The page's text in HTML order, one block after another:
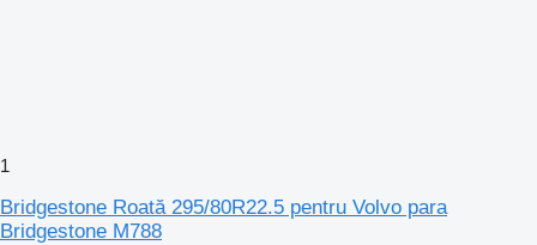
1
Bridgestone Roată 295/80R22.5 pentru Volvo para
Bridgestone M788